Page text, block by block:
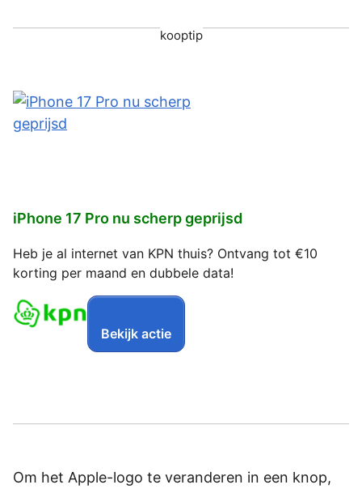
kooptip
iPhone 17 Pro nu scherp geprijsd
Heb je al internet van KPN thuis? Ontvang tot €10
korting per maand en dubbele data!
Bekijk actie
Om het Apple-logo te veranderen in een knop,